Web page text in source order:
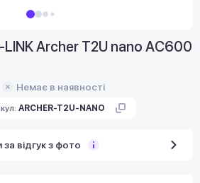
Archer T2U nano AC600
Немає в наявності
ARCHER-T2U-NANO
відгук з фото